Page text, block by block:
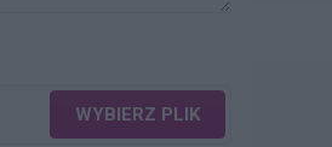
WYBIERZ PLIK